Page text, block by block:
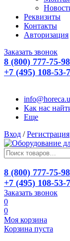
Реквизиты
Контакты
Авторизация
Заказать звонок
8 (800) 777-75-98
+7 (495) 108-53-
Как нас
Еще
Вход / Регистрация
8 (800) 777-75-98
+7 (495) 108-53-
Заказать звонок
0
0
Моя корзина
Корзина пуста